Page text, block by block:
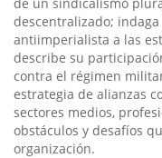
descentralizado;
antiimperialista a las
describe su
contra el régimen
estrategia de alianzas
sectores medios,
obstáculos y desafí­os
organización.